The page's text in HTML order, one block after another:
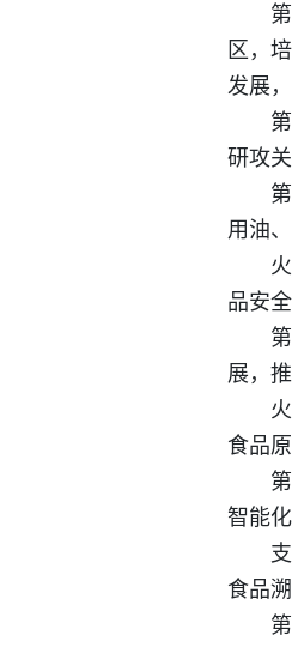
区，
发展
研攻
用油
品安
展，
食品
智能
食品